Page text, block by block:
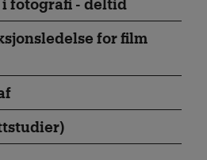
fotografi - deltid
for film